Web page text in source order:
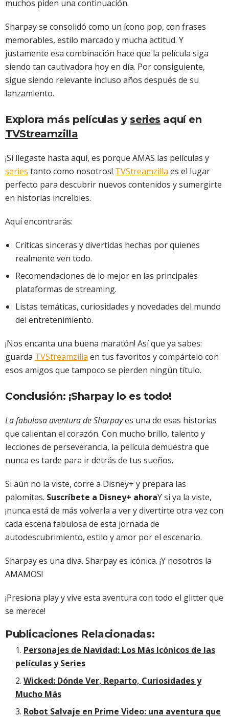
muchos piden una continuación.
Sharpay se consolidó como un ícono pop, con frases
memorables, estilo marcado y mucha actitud. Y
justamente esa combinación hace que la película siga
siendo tan cautivadora hoy en día. Por consiguiente,
sigue siendo relevante incluso años después de su
lanzamiento.
Explora más películas y series aquí en
TVStreamzilla
¡Si llegaste hasta aquí, es porque AMAS las películas y
series tanto como nosotros! TVStreamzilla es el lugar
perfecto para descubrir nuevos contenidos y sumergirte
en historias increíbles.
Aquí encontrarás:
Críticas sinceras y divertidas hechas por quienes
realmente ven todo.
Recomendaciones de lo mejor en las principales
plataformas de streaming.
Listas temáticas, curiosidades y novedades del mundo
del entretenimiento.
¡Nos encanta una buena maratón! Así que ya sabes:
guarda TVStreamzilla en tus favoritos y compártelo con
esos amigos que tampoco se pierden ningún título.
Conclusión: ¡Sharpay lo es todo!
La fabulosa aventura de Sharpayes una de esas historias
que calientan el corazón. Con mucho brillo, talento y
lecciones de perseverancia, la película demuestra que
nunca es tarde para ir detrás de tus sueños.
Si aún no la viste, corre a Disney+ y prepara las
palomitas. Suscríbete a Disney+ ahoraY si ya la viste,
¡nunca está de más volverla a ver y divertirte otra vez con
cada escena fabulosa de esta jornada de
autodescubrimiento, estilo y amor por el escenario.
Sharpay es una diva. Sharpay es icónica. ¡Y nosotros la
AMAMOS!
¡Presiona play y vive esta aventura con todo el glitter que
se merece!
Publicaciones Relacionadas:
Personajes de Navidad: Los Más Icónicos de las
películas y Series
Wicked: Dónde Ver, Reparto, Curiosidades y
Mucho Más
Robot Salvaje en Prime Video: una aventura que